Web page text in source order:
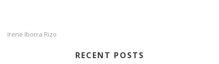
Irene Iborra Rizo
RECENT POSTS